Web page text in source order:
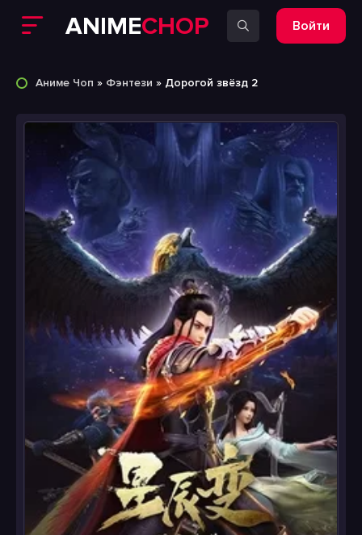
ANIMECHOP Войти
Аниме Чоп » Фэнтези » Дорогой звёзд 2